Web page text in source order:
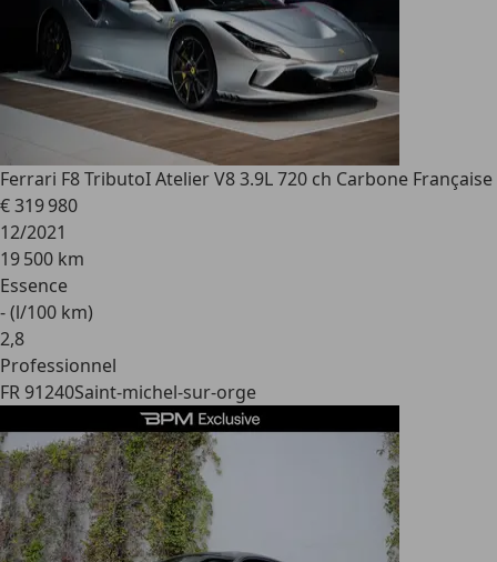
Ferrari F8 TributoI Atelier V8 3.9L 720 ch Carbone Française
€ 319 980
12/2021
19 500 km
Essence
- (l/100 km)
2,8
Professionnel
FR 91240Saint-michel-sur-orge